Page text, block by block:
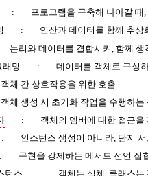
:
프로그램을 구축해 나아갈
:
연산과 데이터를 함께 추
논리와 데이터를 결합시켜, 함께
래밍 :
데이터를 객체로 구성
객체 간 상호작용을 위한 호출
객체 생성 시 초기화 작업을 수행하는
:
객체의 멤버에 대한 접근을
:
인스턴스 생성이 아니라, 단지
구현을 강제하는 메서드 선언 집
턴스 :
객체는 실체, 클래스